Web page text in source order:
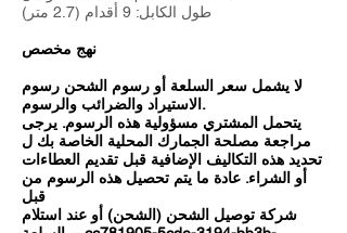
نهج مخصص
لا يشمل سعر السلعة أو رسوم الشحن رسوم
الاستيراد والضرائب والرسوم.
يتحمل المشتري مسؤولية هذه الرسوم. يرجى
مراجعة مصلحة الجمارك المحلية الخاصة بك ل
تحديد هذه التكاليف الإضافية قبل تقديم العطاءات
أو الشراء. عادة ما يتم تحصيل هذه الرسوم من
قبل
شركة توصيل الشحن (الشحن) أو عند استلام